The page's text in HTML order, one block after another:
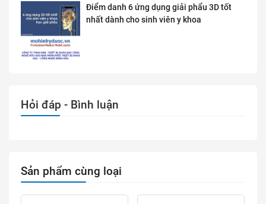
Điểm danh 6 ứng dụng giải phẩu 3D tốt
nhất dành cho sinh viên y khoa
Hỏi đáp - Bình luận
Sản phẩm cùng loại